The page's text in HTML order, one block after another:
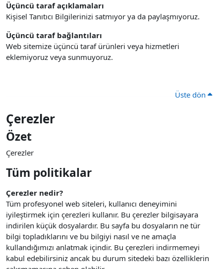
Üçüncü taraf açıklamaları
Kişisel Tanıtıcı Bilgilerinizi satmıyor ya da paylaşmıyoruz.
Üçüncü taraf bağlantıları
Web sitemize üçüncü taraf ürünleri veya hizmetleri
eklemiyoruz veya sunmuyoruz.
Üste dön
Çerezler
Özet
Çerezler
Tüm politikalar
Çerezler nedir?
Tüm profesyonel web siteleri, kullanıcı deneyimini
iyileştirmek için çerezleri kullanır. Bu çerezler bilgisayara
indirilen küçük dosyalardır. Bu sayfa bu dosyaların ne tür
bilgi topladıklarını ve bu bilgiyi nasıl ve ne amaçla
kullandığımızı anlatmak içindir. Bu çerezleri indirmemeyi
kabul edebilirsiniz ancak bu durum sitedeki bazı özelliklerin